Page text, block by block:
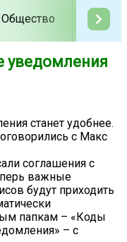
Общество
уведомления
станет удобнее.
с Mакс
соглашения с
важные
будут приходить
папкам – «Коды
– с